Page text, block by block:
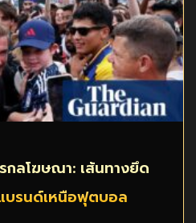
กลโฆษณา: เส้นทางยึด
บรนด์เหนือฟุตบอล